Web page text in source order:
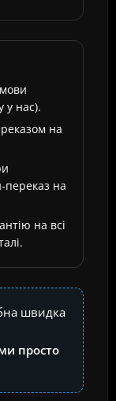
у нас).
на
переказ на
на всі
швидка
просто